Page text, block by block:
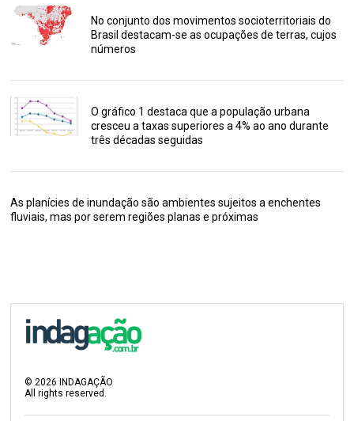
No conjunto dos movimentos socioterritoriais do
Brasil destacam-se as ocupações de terras, cujos
números
O gráfico 1 destaca que a população urbana
cresceu a taxas superiores a 4% ao ano durante
três décadas seguidas
As planícies de inundação são ambientes sujeitos a enchentes
fluviais, mas por serem regiões planas e próximas
©2026 INDAGAÇÃO
All rights reserved.